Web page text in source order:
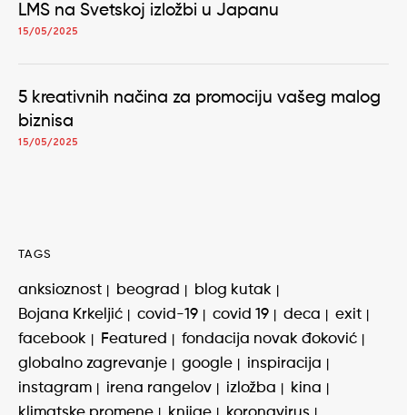
LMS na Svetskoj izložbi u Japanu
15/05/2025
5 kreativnih načina za promociju vašeg malog
biznisa
15/05/2025
TAGS
anksioznost beograd
blog kutak
Bojana Krkeljić
covid-19 covid 19 deca
exit
facebook
Featured
fondacija novak đoković
globalno zagrevanje
google
inspiracija
instagram
irena rangelov izložba
kina